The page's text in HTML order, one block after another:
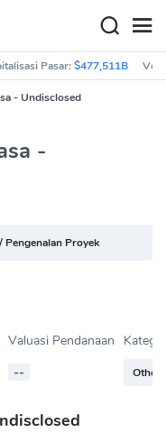
Pasar:$477,511B Vol
- Undisclosed
-
Pengenalan Proyek
Valuasi Pendanaan
--
Others